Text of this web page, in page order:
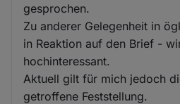
gesprochen.
Zu anderer Gelegenheit in
in Reaktion auf den Brief -
hochinteressant.
Aktuell gilt für mich jedoch
getroffene Feststellung.